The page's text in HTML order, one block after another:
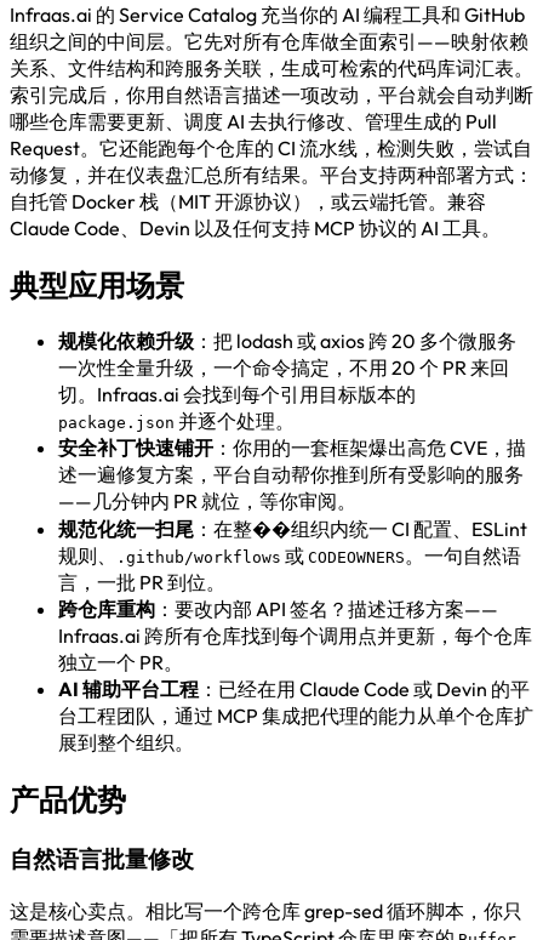
Infraas.ai 的 Service Catalog 充当你的 AI 编程工具和 GitHub
组织之间的中间层。它先对所有仓库做全面索引——映射依赖
关系、文件结构和跨服务关联，生成可检索的代码库词汇表。
索引完成后，你用自然语言描述一项改动，平台就会自动判断
哪些仓库需要更新、调度 AI 去执行修改、管理生成的 Pull
Request。它还能跑每个仓库的 CI 流水线，检测失败，尝试自
动修复，并在仪表盘汇总所有结果。平台支持两种部署方式：
自托管 Docker 栈（MIT 开源协议），或云端托管。兼容
Claude Code、Devin 以及任何支持 MCP 协议的 AI 工具。
典型应用场景
规模化依赖升级 ：把 lodash 或 axios 跨 20 多个微服务
一次性全量升级，一个命令搞定，不用 20 个 PR 来回
切。Infraas.ai 会找到每个引用目标版本的
package.json 并逐个处理。
安全补丁快速铺开 ：你用的一套框架爆出高危 CVE，描
述一遍修复方案，平台自动帮你推到所有受影响的服务
——几分钟内 PR 就位，等你审阅。
规范化统一扫尾 ：在整��组织内统一 CI 配置、ESLint
规则、
.github/workflows 或 CODEOWNERS。一句自然语
言，一批 PR 到位。
跨仓库重构 ：要改内部 API 签名？描述迁移方案——
Infraas.ai 跨所有仓库找到每个调用点并更新，每个仓库
独立一个 PR。
AI 辅助平台工程 ：已经在用 Claude Code 或 Devin 的平
台工程团队，通过 MCP 集成把代理的能力从单个仓库扩
展到整个组织。
产品优势
自然语言批量修改
这是核心卖点。相比写一个跨仓库 grep-sed 循环脚本，你只